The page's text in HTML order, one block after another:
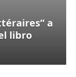
a
libro